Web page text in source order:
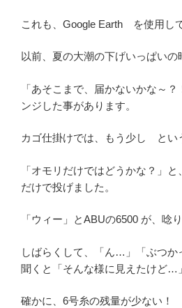
これも、Google Earth を使用し
以前、夏の大潮の下げいっぱいの
「あそこまで、届かないかな～
ンジした事があります。
カゴ仕掛けでは、もう少し とい
「オモリだけではどうかな？」
だけで投げました。
「ウィー」とABUの6500 が、唸
しばらくして、「ん…」「ぶつか
聞くと「そんな様に見えたけど…」
確かに、6号糸の残量が少ない！